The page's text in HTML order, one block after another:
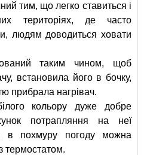
тим, що легко ставиться і
територіях, де часто
людям доводиться ховати
таким чином, щоб
встановила його в бочку,
прибрала нагрівач.
кольору дуже добре
потрапляння на неї
в похмуру погоду можна
термостатом.